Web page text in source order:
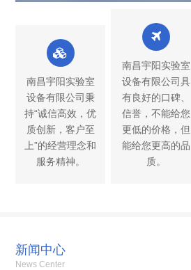
南昌宇阳实验室
设备有限公司秉
持“诚信高效，优
质创新，客户至
上”的经营理念和
服务精神。
南昌宇阳实验室
设备有限公司具
有良好的口碑、
信誉，不能给您
更低的价格，但
能给您更高的品
质。
新闻中心
News Center